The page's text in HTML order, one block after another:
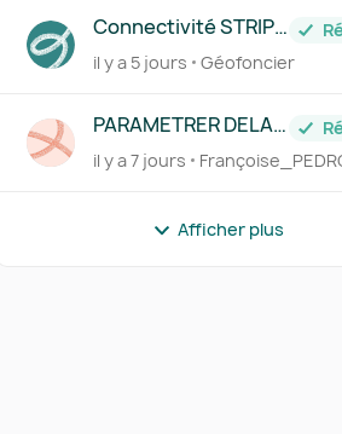
Connectivité STRIPE
- Pennylane
il y a 5 jours
Géofoncier
PARAMETRER DELAI
DE PAIEMENT FICHE
FOURNISSEUR
il y a 7 jours
Afficher plus